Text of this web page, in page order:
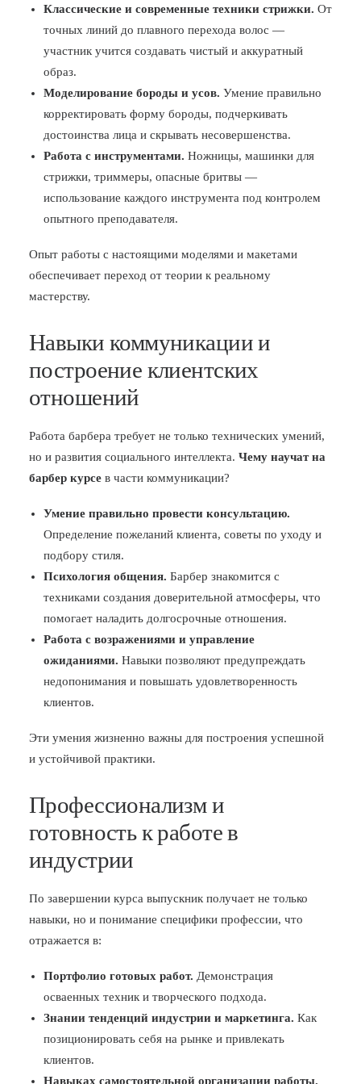
Классические и современные техники стрижки. От
точных линий до плавного перехода волос —
участник учится создавать чистый и аккуратный
образ.
Моделирование бороды и усов. Умение правильно
корректировать форму бороды, подчеркивать
достоинства лица и скрывать несовершенства.
Работа с инструментами. Ножницы, машинки для
стрижки, триммеры, опасные бритвы —
использование каждого инструмента под контролем
опытного преподавателя.
Опыт работы с настоящими моделями и макетами
обеспечивает переход от теории к реальному
мастерству.
Навыки коммуникации и
построение клиентских
отношений
Работа барбера требует не только технических умений,
но и развития социального интеллекта. Чему научат на
барбер курсе в части коммуникации?
Умение правильно провести консультацию.
Определение пожеланий клиента, советы по уходу и
подбору стиля.
Психология общения. Барбер знакомится с
техниками создания доверительной атмосферы, что
помогает наладить долгосрочные отношения.
Работа с возражениями и управление
ожиданиями. Навыки позволяют предупреждать
недопонимания и повышать удовлетворенность
клиентов.
Эти умения жизненно важны для построения успешной
и устойчивой практики.
Профессионализм и
готовность к работе в
индустрии
По завершении курса выпускник получает не только
навыки, но и понимание специфики профессии, что
отражается в:
Портфолио готовых работ. Демонстрация
осваенных техник и творческого подхода.
Знании тенденций индустрии и маркетинга. Как
позиционировать себя на рынке и привлекать
клиентов.
Навыках самостоятельной организации работы.